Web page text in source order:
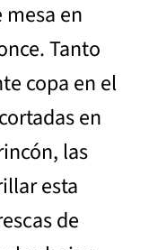
en
Tanto
copa en el
en
las
esta
de